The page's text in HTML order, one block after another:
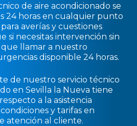
de aire acondicionado se
24 horas en cualquier punto
averías y cuestiones
si necesitas intervención sin
que llamar a nuestro
disponible 24 horas.
de nuestro servicio técnico
en Sevilla la Nueva tiene
a la asistencia
y tarifas en
atención al cliente.